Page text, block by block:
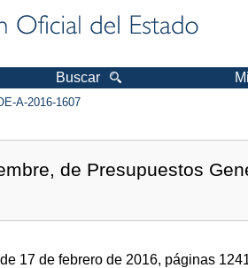
Buscar
A-2016-1607
de Presupuestos
17 de febrero de 2016, páginas